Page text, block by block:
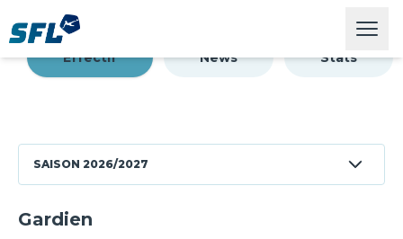
Swiss Football League
16490
Effectif News Stats
SAISON 2026/2027
Gardien